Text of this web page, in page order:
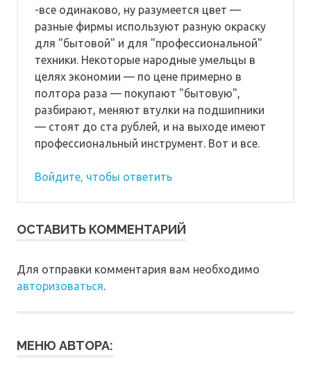
-все одинаково, ну разумеется цвет —
разные фирмы используют разную окраску
для "бытовой" и для "профессиональной"
техники. Некоторые народные умельцы в
целях экономии — по цене примерно в
полтора раза — покупают "бытовую",
разбирают, меняют втулки на подшипники
— стоят до ста рублей, и на выходе имеют
профессиональный инструмент. Вот и все.
Войдите, чтобы ответить
ОСТАВИТЬ КОММЕНТАРИЙ
Для отправки комментария вам необходимо
авторизоваться.
МЕНЮ АВТОРА: